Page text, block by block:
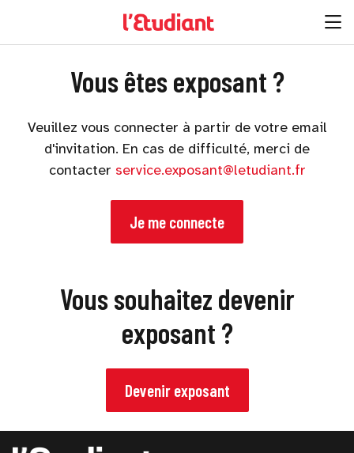
Vous êtes exposant ?
Veuillez vous connecter à partir de votre email
d'invitation. En cas de difficulté, merci de
contacter service.exposant@letudiant.fr
Je me connecte
Vous souhaitez devenir
exposant ?
Devenir exposant